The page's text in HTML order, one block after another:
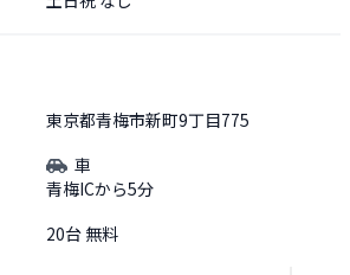
東京都青梅市新町9丁目775
車
青梅ICから5分
20台 無料